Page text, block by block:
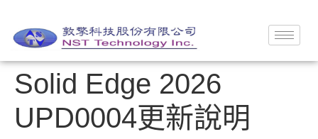
Solid Edge 2026
UPD0004更新說明